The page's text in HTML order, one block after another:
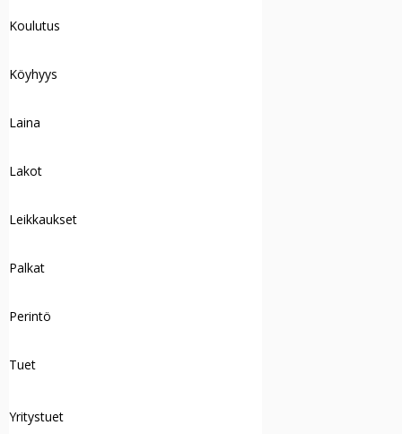
Koulutus
Köyhyys
Laina
Lakot
Leikkaukset
Palkat
Perintö
Tuet
Yritystuet